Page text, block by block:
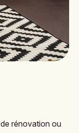
rénovation ou